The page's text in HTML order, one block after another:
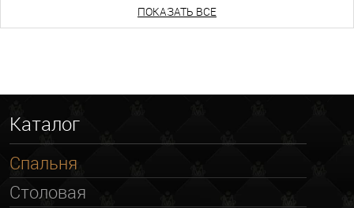
ПОКАЗАТЬ ВСЕ
Каталог
Спальня
Столовая